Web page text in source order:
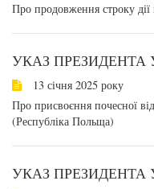
Про продовження строку дії
УКАЗ ПРЕЗИДЕНТА
13 січня 2025 року
Про присвоєння почесної
(Республіка Польща)
УКАЗ ПРЕЗИДЕНТА